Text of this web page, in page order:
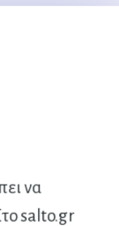
να
salto.gr